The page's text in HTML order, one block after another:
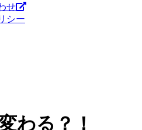
せ
シー
わる？！